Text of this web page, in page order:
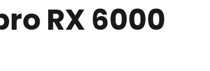
RX 6000